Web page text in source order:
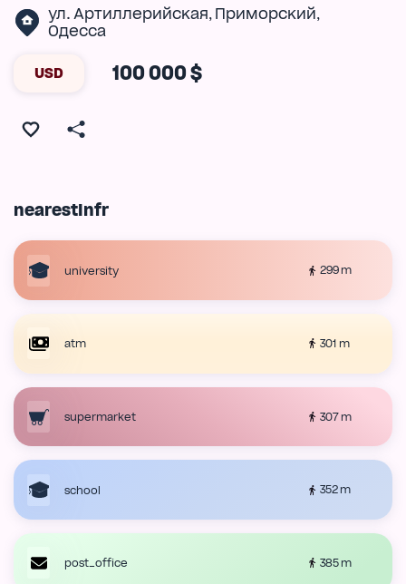
ул. Артиллерийская, Приморский,
Одесса
USD 100 000 $
nearestInfr
university 299 m
atm 301 m
supermarket 307 m
school 352 m
post_office 385 m